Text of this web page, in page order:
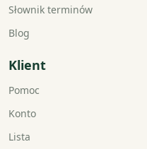
Słownik terminów
Blog
Klient
Pomoc
Konto
Lista